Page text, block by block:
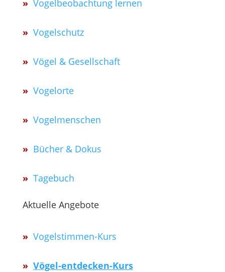
» Vogelbeobachtung lernen
» Vogelschutz
» Vögel & Gesellschaft
» Vogelorte
» Vogelmenschen
» Bücher & Dokus
» Tagebuch
Aktuelle Angebote
» Vogelstimmen-Kurs
» Vögel-entdecken-Kurs